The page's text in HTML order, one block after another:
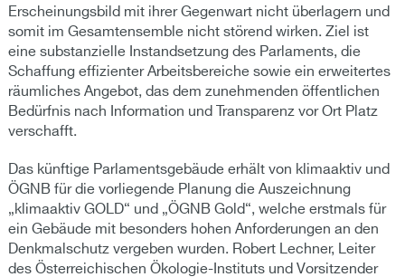
Erscheinungsbild mit ihrer Gegenwart nicht überlagern und
somit im Gesamtensemble nicht störend wirken. Ziel ist
eine substanzielle Instandsetzung des Parlaments, die
Schaffung effizienter Arbeitsbereiche sowie ein erweitertes
räumliches Angebot, das dem zunehmenden öffentlichen
Bedürfnis nach Information und Transparenz vor Ort Platz
verschafft.
Das künftige Parlamentsgebäude erhält von klimaaktiv und
ÖGNB für die vorliegende Planung die Auszeichnung
„klimaaktiv GOLD“ und „ÖGNB Gold“, welche erstmals für
ein Gebäude mit besonders hohen Anforderungen an den
Denkmalschutz vergeben wurden. Robert Lechner, Leiter
des Österreichischen Ökologie-Instituts und Vorsitzender